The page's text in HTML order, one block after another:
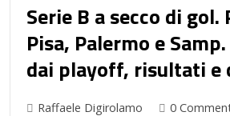
Serie B a secco di gol.
Pisa, Palermo e
dai playoff, risultati e
Raffaele Digirolamo 0